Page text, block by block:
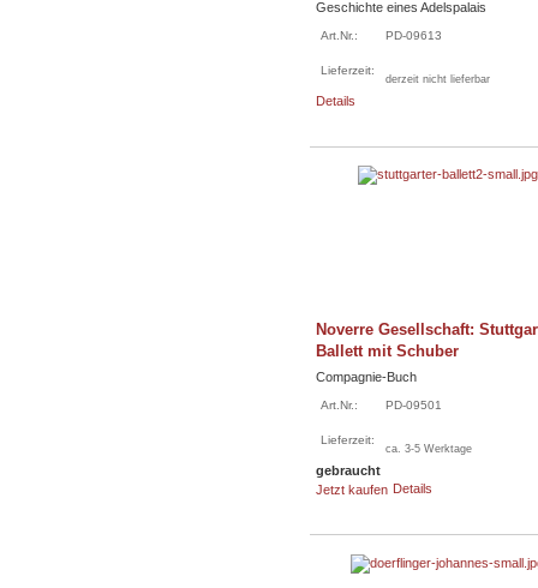
Geschichte eines Adelspalais
Art.Nr.: PD-09613
Lieferzeit:
derzeit nicht lieferbar
Details
Noverre Gesellschaft:
Ballett mit Schuber
Compagnie-Buch
Art.Nr.: PD-09501
Lieferzeit:
ca. 3-5 Werktage
gebraucht
Jetzt kaufen Details